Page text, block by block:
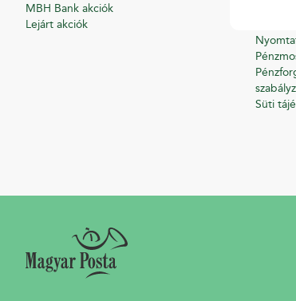
MBH Bank akciók
Lejárt akciók
Süti